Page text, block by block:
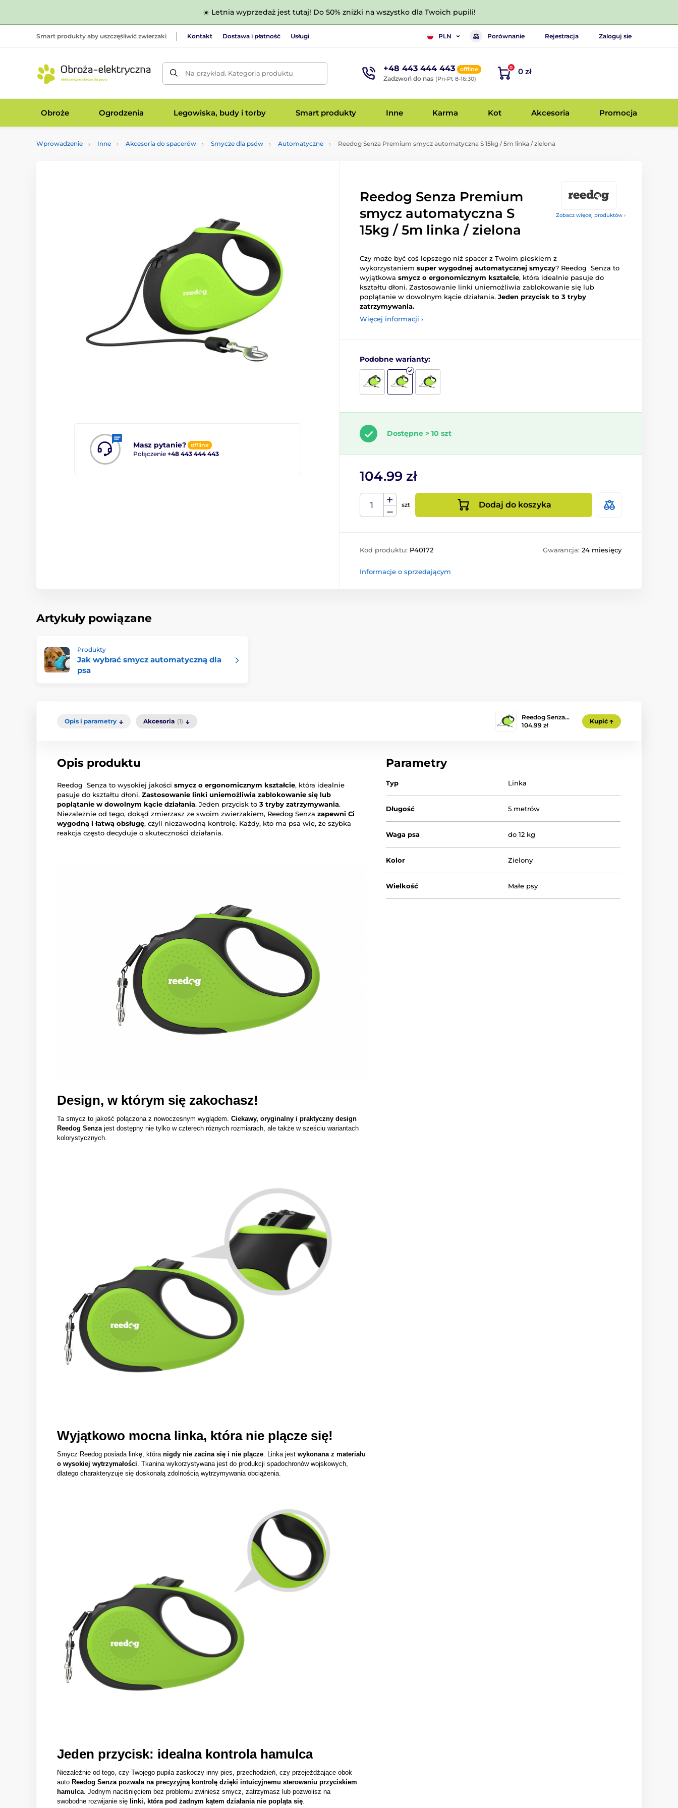
☀️ Letnia wyprzedaż jest tutaj! Do 50% zniżki na wszystko dla Twoich pupili!
Smart produkty aby uszczęśliwić zwierzaki Kontakt Dostawa i płatność Usługi PLN Porównanie Rejestracja Zaloguj sie
Na przykład. Kategoria produktu +48 443 444 443 offline
Zadzwoń do nas (Pn-Pt 8-16:30)
0 0 zł
Obroże Ogrodzenia Legowiska, budy i torby Smart produkty Inne Karma Kot Akcesoria Promocja
Wprowadzenie Inne Akcesoria do spacerów Smycze dla psów Automatyczne Reedog Senza Premium smycz automatyczna S 15kg / 5m linka / zielona
Zobacz więcej produktów ›
Masz pytanie? offline
Połączenie +48 443 444 443
Reedog Senza Premium
smycz automatyczna S
15kg / 5m linka / zielona
Czy może być coś lepszego niż spacer z Twoim pieskiem z
wykorzystaniem super wygodnej automatycznej smyczy? Reedog Senza to
wyjątkowa smycz o ergonomicznym kształcie, która idealnie pasuje do
kształtu dłoni. Zastosowanie linki uniemożliwia zablokowanie się lub
poplątanie w dowolnym kącie działania. Jeden przycisk to 3 tryby
zatrzymywania.
Więcej informacji ›
Podobne warianty:
Dostępne > 10 szt
104.99 zł
szt Dodaj do koszyka
Kod produktu: P40172 Gwarancja: 24 miesięcy
Informacje o sprzedającym
Artykuły powiązane
Produkty
Jak wybrać smycz automatyczną dla
psa
Opis i parametry Akcesoria (1)
Reedog Senza…
104.99 zł
Kupić
Opis produktu
Reedog Senza to wysokiej jakości smycz o ergonomicznym kształcie, która idealnie
pasuje do kształtu dłoni. Zastosowanie linki uniemożliwia zablokowanie się lub
poplątanie w dowolnym kącie działania. Jeden przycisk to 3 tryby zatrzymywania.
Niezależnie od tego, dokąd zmierzasz ze swoim zwierzakiem, Reedog Senza zapewni Ci
wygodną i łatwą obsługę, czyli niezawodną kontrolę. Każdy, kto ma psa wie, że szybka
reakcja często decyduje o skuteczności działania.
Design, w którym się zakochasz!
Ta smycz to jakość połączona z nowoczesnym wyglądem. Ciekawy, oryginalny i praktyczny design
Reedog Senza jest dostępny nie tylko w czterech różnych rozmiarach, ale także w sześciu wariantach
kolorystycznych.
Wyjątkowo mocna linka, która nie plącze się!
Smycz Reedog posiada linkę, która nigdy nie zacina się i nie plącze. Linka jest wykonana z materiału
o wysokiej wytrzymałości. Tkanina wykorzystywana jest do produkcji spadochronów wojskowych,
dlatego charakteryzuje się doskonałą zdolnością wytrzymywania obciążenia.
Jeden przycisk: idealna kontrola hamulca
Niezależnie od tego, czy Twojego pupila zaskoczy inny pies, przechodzień, czy przejeżdżające obok
auto Reedog Senza pozwala na precyzyjną kontrolę dzięki intuicyjnemu sterowaniu przyciskiem
hamulca. Jednym naciśnięciem bez problemu zwiniesz smycz, zatrzymasz lub pozwolisz na
swobodne rozwijanie się linki, która pod żadnym kątem działania nie popląta się.
Parametry
Typ Linka
Długość 5 metrów
Waga psa do 12 kg
Kolor Zielony
Wielkość Małe psy